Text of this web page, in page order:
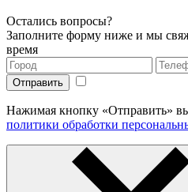
Остались вопросы?
Заполните форму ниже и мы
время
Нажимая кнопку «Отправить»
политики обработки